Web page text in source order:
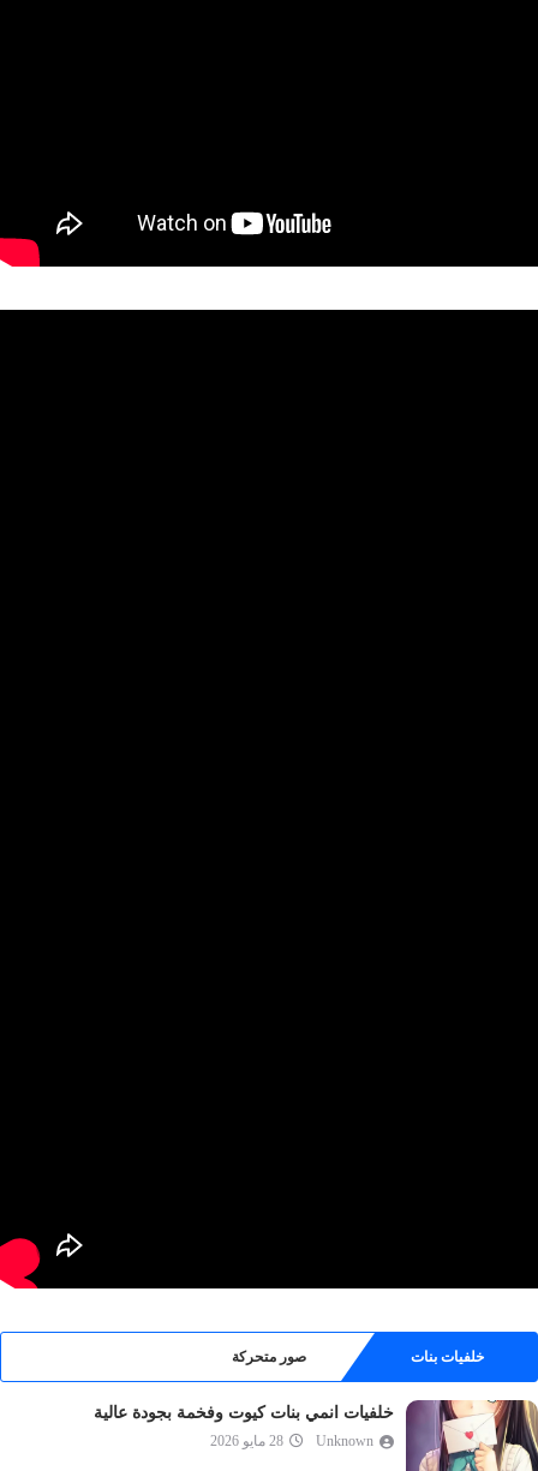
خلفيات بنات صور متحركة
خلفيات انمي بنات كيوت وفخمة بجودة عالية
Unknown 28 مايو 2026